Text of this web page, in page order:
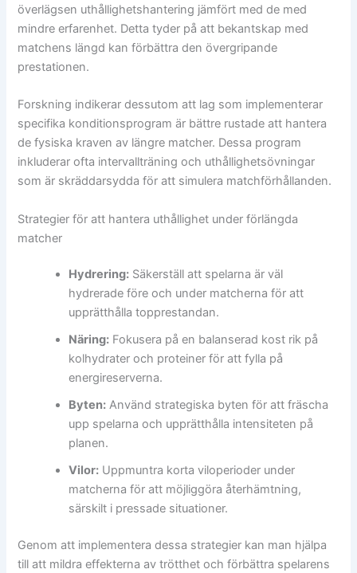
överlägsen uthållighetshantering jämfört med de med
mindre erfarenhet. Detta tyder på att bekantskap med
matchens längd kan förbättra den övergripande
prestationen.
Forskning indikerar dessutom att lag som implementerar
specifika konditionsprogram är bättre rustade att hantera
de fysiska kraven av längre matcher. Dessa program
inkluderar ofta intervallträning och uthållighetsövningar
som är skräddarsydda för att simulera matchförhållanden.
Strategier för att hantera uthållighet under förlängda
matcher
Hydrering: Säkerställ att spelarna är väl
hydrerade före och under matcherna för att
upprätthålla topprestandan.
Näring: Fokusera på en balanserad kost rik på
kolhydrater och proteiner för att fylla på
energireserverna.
Byten: Använd strategiska byten för att fräscha
upp spelarna och upprätthålla intensiteten på
planen.
Vilor: Uppmuntra korta viloperioder under
matcherna för att möjliggöra återhämtning,
särskilt i pressade situationer.
Genom att implementera dessa strategier kan man hjälpa
till att mildra effekterna av trötthet och förbättra spelarens